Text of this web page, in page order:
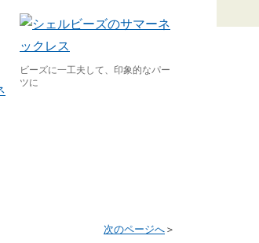
ビーズに一工夫して、印象的なパー
ツに
次のページへ ＞